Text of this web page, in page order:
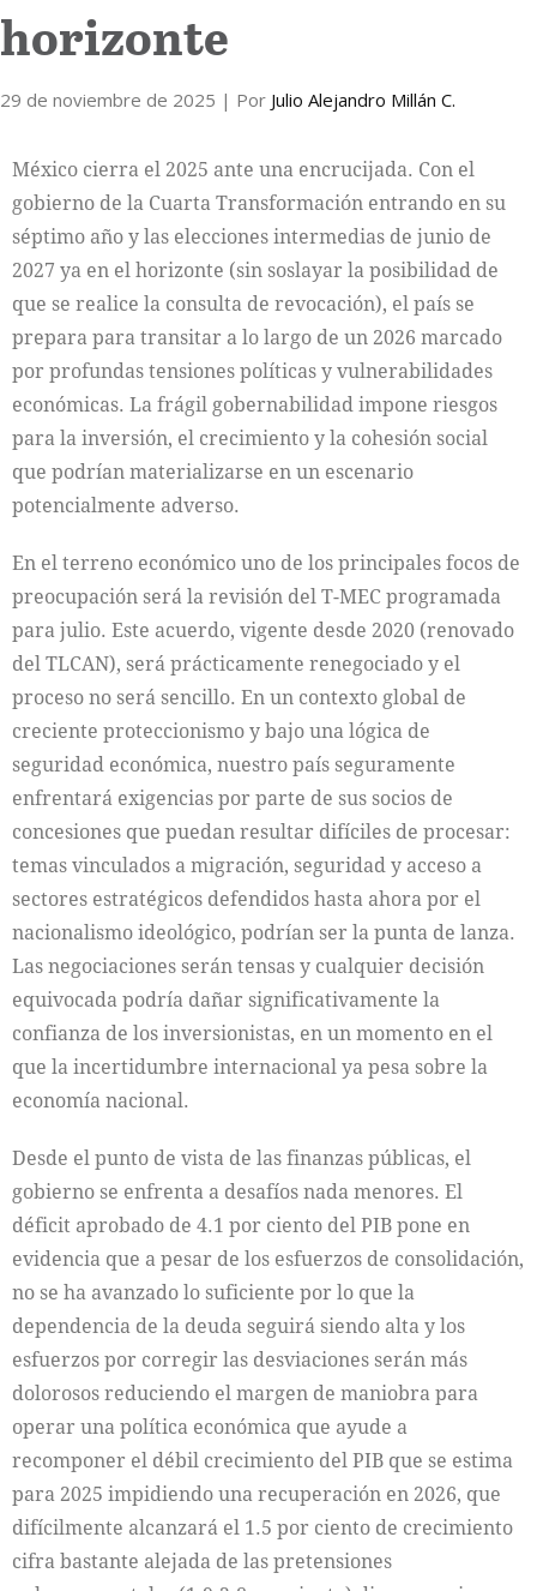
horizonte
29 de noviembre de 2025 | Por Julio Alejandro Millán C.
México cierra el 2025 ante una encrucijada. Con el
gobierno de la Cuarta Transformación entrando en su
séptimo año y las elecciones intermedias de junio de
2027 ya en el horizonte (sin soslayar la posibilidad de
que se realice la consulta de revocación), el país se
prepara para transitar a lo largo de un 2026 marcado
por profundas tensiones políticas y vulnerabilidades
económicas. La frágil gobernabilidad impone riesgos
para la inversión, el crecimiento y la cohesión social
que podrían materializarse en un escenario
potencialmente adverso.
En el terreno económico uno de los principales focos de
preocupación será la revisión del T-MEC programada
para julio. Este acuerdo, vigente desde 2020 (renovado
del TLCAN), será prácticamente renegociado y el
proceso no será sencillo. En un contexto global de
creciente proteccionismo y bajo una lógica de
seguridad económica, nuestro país seguramente
enfrentará exigencias por parte de sus socios de
concesiones que puedan resultar difíciles de procesar:
temas vinculados a migración, seguridad y acceso a
sectores estratégicos defendidos hasta ahora por el
nacionalismo ideológico, podrían ser la punta de lanza.
Las negociaciones serán tensas y cualquier decisión
equivocada podría dañar significativamente la
confianza de los inversionistas, en un momento en el
que la incertidumbre internacional ya pesa sobre la
economía nacional.
Desde el punto de vista de las finanzas públicas, el
gobierno se enfrenta a desafíos nada menores. El
déficit aprobado de 4.1 por ciento del PIB pone en
evidencia que a pesar de los esfuerzos de consolidación,
no se ha avanzado lo suficiente por lo que la
dependencia de la deuda seguirá siendo alta y los
esfuerzos por corregir las desviaciones serán más
dolorosos reduciendo el margen de maniobra para
operar una política económica que ayude a
recomponer el débil crecimiento del PIB que se estima
para 2025 impidiendo una recuperación en 2026, que
difícilmente alcanzará el 1.5 por ciento de crecimiento
cifra bastante alejada de las pretensiones